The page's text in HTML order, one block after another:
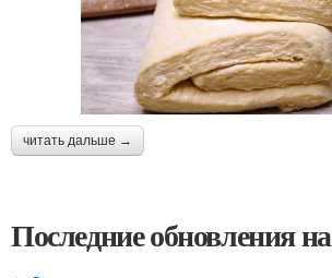
читать дальше →
Последние обновления